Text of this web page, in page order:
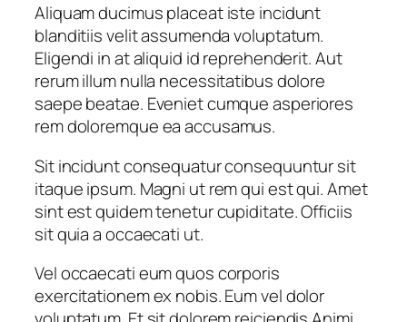
Aliquam ducimus placeat iste incidunt
blanditiis velit assumenda voluptatum.
Eligendi in at aliquid id reprehenderit. Aut
rerum illum nulla necessitatibus dolore
saepe beatae. Eveniet cumque asperiores
rem doloremque ea accusamus.
Sit incidunt consequatur consequuntur sit
itaque ipsum. Magni ut rem qui est qui. Amet
sint est quidem tenetur cupiditate. Officiis
sit quia a occaecati ut.
Vel occaecati eum quos corporis
exercitationem ex nobis. Eum vel dolor